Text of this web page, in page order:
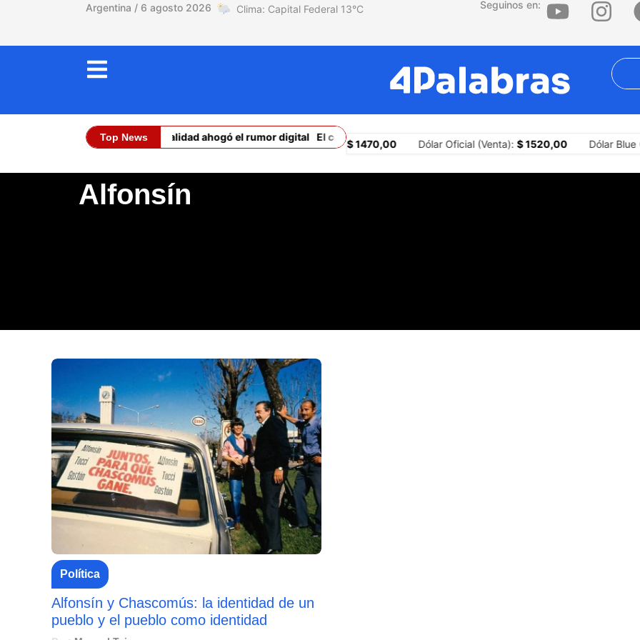
Argentina / 6 agosto 2026 13°C Seguinos en:
Top News
Ceuta: la realidad ahogó el rumor digital El conflicto con Brasil y los límites constitucionales del presidente
Dólar Oficial (Compra):$ 1470,00 Dólar Oficial (Venta):$ 1520,00 Dólar Blue
Alfonsín
Política
Alfonsín y Chascomús: la identidad de un
pueblo y el pueblo como identidad